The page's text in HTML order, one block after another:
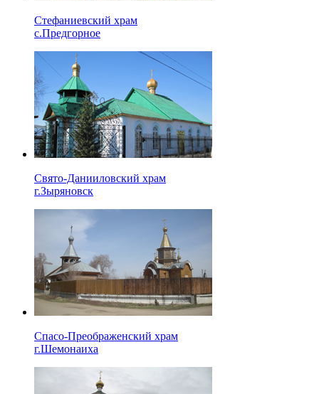
Стефаниевский храм
с.Предгорное
Свято-Данииловский храм
г.Зыряновск
Спасо-Преображенский храм
г.Шемонаиха